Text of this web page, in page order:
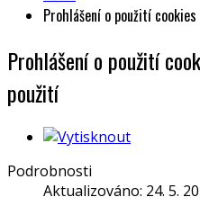
Prohlášení o použití
Prohlášení o použití
použití
Podrobnosti
Aktualizováno: 24. 5.